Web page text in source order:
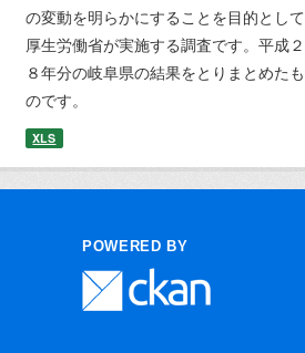
の変動を明らかにすることを目的として
厚生労働省が実施する調査です。平成２
８年分の岐阜県の結果をとりまとめたも
のです。
XLS
POWERED BY